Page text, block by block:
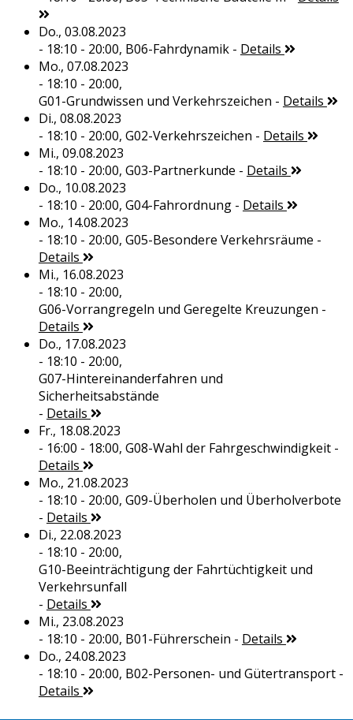
Do., 03.08.2023
- 18:10 - 20:00, B06-Fahrdynamik- Details
Mo., 07.08.2023
- 18:10 - 20:00,
G01-Grundwissen und Verkehrszeichen - Details
Di., 08.08.2023
- 18:10 - 20:00, G02-Verkehrszeichen - Details
Mi., 09.08.2023
- 18:10 - 20:00, G03-Partnerkunde - Details
Do., 10.08.2023
- 18:10 - 20:00, G04-Fahrordnung- Details
Mo., 14.08.2023
- 18:10 - 20:00, G05-Besondere Verkehrsräume -
Details
Mi., 16.08.2023
- 18:10 - 20:00,
G06-Vorrangregeln und Geregelte Kreuzungen -
Details
Do., 17.08.2023
- 18:10 - 20:00,
G07-Hintereinanderfahren und
Sicherheitsabstände
- Details
Fr., 18.08.2023
- 16:00 - 18:00, G08-Wahl der Fahrgeschwindigkeit-
Details
Mo., 21.08.2023
- 18:10 - 20:00, G09-Überholen und Überholverbote
- Details
Di., 22.08.2023
- 18:10 - 20:00,
G10-Beeinträchtigung der Fahrtüchtigkeit und
Verkehrsunfall
- Details
Mi., 23.08.2023
- 18:10 - 20:00, B01-Führerschein - Details
Do., 24.08.2023
- 18:10 - 20:00, B02-Personen- und Gütertransport-
Details